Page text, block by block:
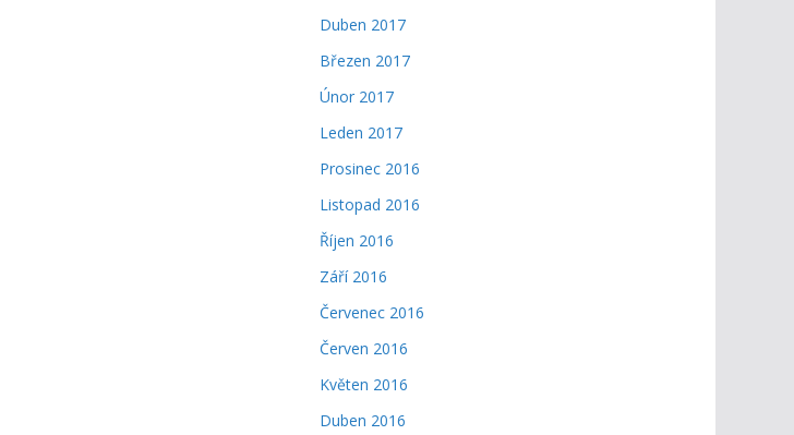
Duben 2017
Březen 2017
Únor 2017
Leden 2017
Prosinec 2016
Listopad 2016
Říjen 2016
Září 2016
Červenec 2016
Červen 2016
Květen 2016
Duben 2016